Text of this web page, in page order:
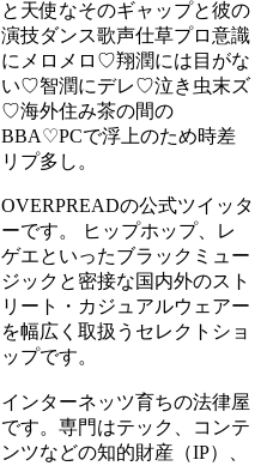
と天使なそのギャップと彼の
演技ダンス歌声仕草プロ意識
にメロメロ♡翔潤には目がな
い♡智潤にデレ♡泣き虫末ズ
♡海外住み茶の間の
BBA♡PCで浮上のため時差
リプ多し。
OVERPREADの公式ツイッタ
ーです。 ヒップホップ、レ
ゲエといったブラックミュー
ジックと密接な国内外のスト
リート・カジュアルウェアー
を幅広く取扱うセレクトショ
ップです。
インターネッツ育ちの法律屋
です。専門はテック、コンテ
ンツなどの知的財産（IP）、